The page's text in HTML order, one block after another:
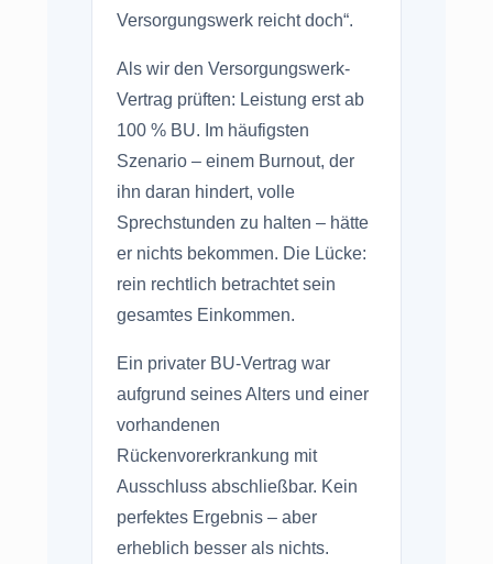
Versorgungswerk reicht doch“.
Als wir den Versorgungswerk-
Vertrag prüften: Leistung erst ab
100 % BU. Im häufigsten
Szenario – einem Burnout, der
ihn daran hindert, volle
Sprechstunden zu halten – hätte
er nichts bekommen. Die Lücke:
rein rechtlich betrachtet sein
gesamtes Einkommen.
Ein privater BU-Vertrag war
aufgrund seines Alters und einer
vorhandenen
Rückenvorerkrankung mit
Ausschluss abschließbar. Kein
perfektes Ergebnis – aber
erheblich besser als nichts.